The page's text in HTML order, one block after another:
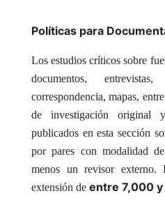
Políticas para
Los estudios críticos sobre
documentos,
correspondencia, mapas,
de investigación original
publicados en esta sección
por pares con modalidad
menos un revisor externo.
extensión de entre 7,000